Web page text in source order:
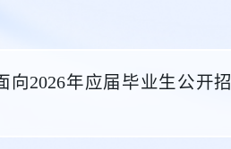
向2026年应届毕业生公开